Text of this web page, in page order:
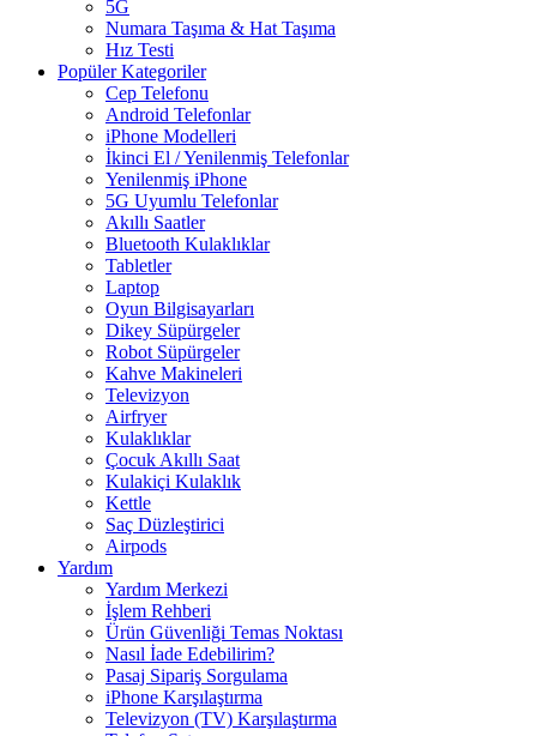
5G
Numara Taşıma & Hat Taşıma
Hız Testi
Popüler Kategoriler
Cep Telefonu
Android Telefonlar
iPhone Modelleri
İkinci El / Yenilenmiş Telefonlar
Yenilenmiş iPhone
5G Uyumlu Telefonlar
Akıllı Saatler
Bluetooth Kulaklıklar
Tabletler
Laptop
Oyun Bilgisayarları
Dikey Süpürgeler
Robot Süpürgeler
Kahve Makineleri
Televizyon
Airfryer
Kulaklıklar
Çocuk Akıllı Saat
Kulakiçi Kulaklık
Kettle
Saç Düzleştirici
Airpods
Yardım
Yardım Merkezi
İşlem Rehberi
Ürün Güvenliği Temas Noktası
Nasıl İade Edebilirim?
Pasaj Sipariş Sorgulama
iPhone Karşılaştırma
Televizyon (TV) Karşılaştırma